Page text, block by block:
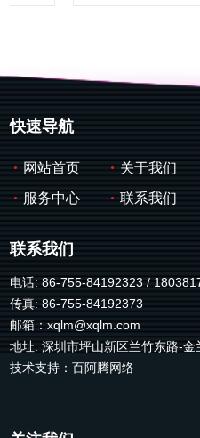
快速导航
网站首页 关于我们
服务中心
联系我们
联系我们
电话: 86-755-84192323 /
传真: 86-755-84192373
邮箱：xqlm@xqlm.com
地址: 深圳市坪山新区兰竹东路-
技术支持：百阿腾网络